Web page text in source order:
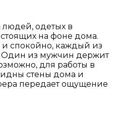
одетых в
на фоне дома.
спокойно, каждый из
Один из мужчин держит
для работы в
стены дома и
передает ощущение